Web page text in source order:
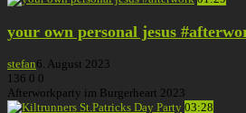
your own personal jesus
stefan6. August 2023
136 0 0
Afterworkparty im Burgerheart 2023
03:28